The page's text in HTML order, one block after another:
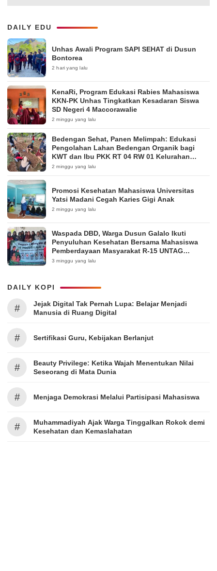
DAILY EDU
Unhas Awali Program SAPI SEHAT di Dusun
Bontorea
2 hari yang lalu
KenaRi, Program Edukasi Rabies Mahasiswa
KKN-PK Unhas Tingkatkan Kesadaran Siswa
SD Negeri 4 Maccorawalie
2 minggu yang lalu
Bedengan Sehat, Panen Melimpah: Edukasi
Pengolahan Lahan Bedengan Organik bagi
KWT dan Ibu PKK RT 04 RW 01 Kelurahan
Pakintelan
2 minggu yang lalu
Promosi Kesehatan Mahasiswa Universitas
Yatsi Madani Cegah Karies Gigi Anak
2 minggu yang lalu
Waspada DBD, Warga Dusun Galalo Ikuti
Penyuluhan Kesehatan Bersama Mahasiswa
Pemberdayaan Masyarakat R-15 UNTAG
Surabaya 2026
3 minggu yang lalu
DAILY KOPI
#
Jejak Digital Tak Pernah Lupa: Belajar Menjadi
Manusia di Ruang Digital
# Sertifikasi Guru, Kebijakan Berlanjut
#
Beauty Privilege: Ketika Wajah Menentukan Nilai
Seseorang di Mata Dunia
# Menjaga Demokrasi Melalui Partisipasi Mahasiswa
#
Muhammadiyah Ajak Warga Tinggalkan Rokok demi
Kesehatan dan Kemaslahatan